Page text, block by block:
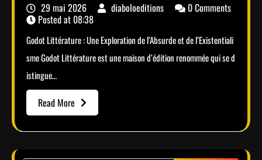
29 mai 2026 diaboloeditions
0 Comments
Posted at 08:38
Godot Littérature : Une Exploration de l’Absurde et de l’Existentiali
sme Godot Littérature est une maison d’édition renommée qui se d
istingue…
Read More